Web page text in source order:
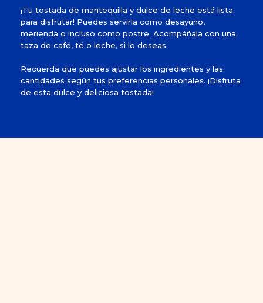
¡Tu tostada de mantequilla y dulce de leche está lista
para disfrutar! Puedes servirla como desayuno,
merienda o incluso como postre. Acompáñala con una
taza de café, té o leche, si lo deseas.
Recuerda que puedes ajustar los ingredientes y las
cantidades según tus preferencias personales. ¡Disfruta
de esta dulce y deliciosa tostada!